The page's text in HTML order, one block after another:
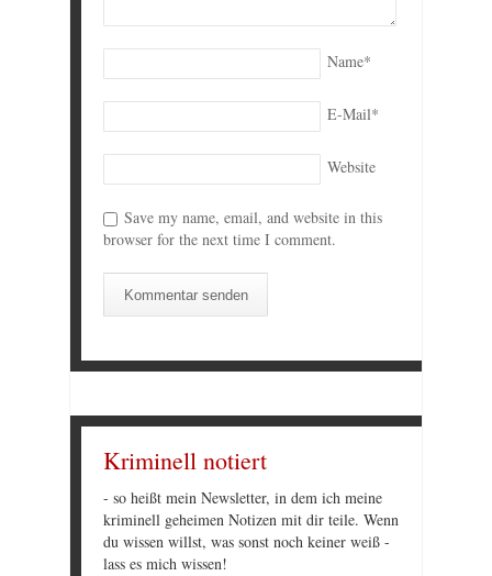
Name*
E-Mail*
Website
Save my name, email, and website in this
browser for the next time I comment.
Kriminell notiert
- so heißt mein Newsletter, in dem ich meine
kriminell geheimen Notizen mit dir teile. Wenn
du wissen willst, was sonst noch keiner weiß -
lass es mich wissen!